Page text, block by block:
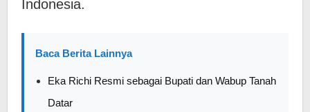
Indonesia.
Baca Berita Lainnya
Eka Richi Resmi sebagai Bupati dan Wabup Tanah
Datar